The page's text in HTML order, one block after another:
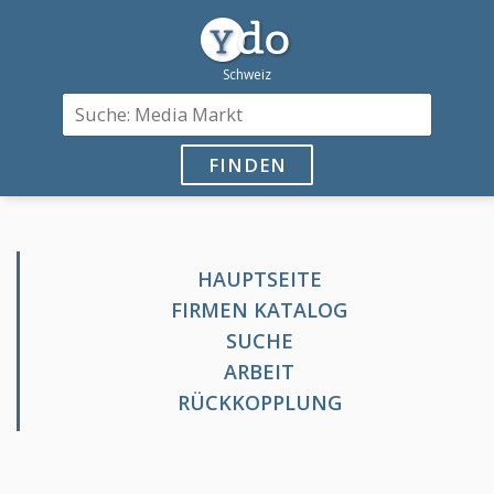
FINDEN
HAUPTSEITE
FIRMEN KATALOG
SUCHE
ARBEIT
RÜCKKOPPLUNG